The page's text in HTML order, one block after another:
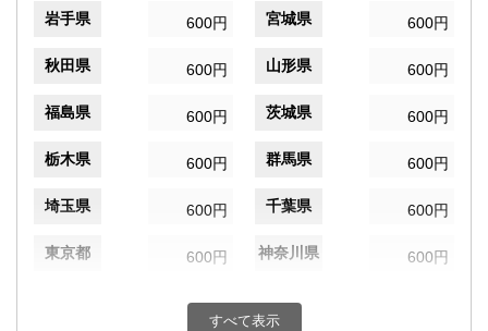
岩手県 600円 宮城県 600円
秋田県 600円 山形県 600円
福島県 600円 茨城県 600円
栃木県 600円 群馬県 600円
埼玉県 600円 千葉県 600円
東京都 600円 神奈川県 600円
600円 富山県
すべて表示